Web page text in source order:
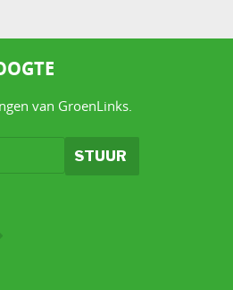
van GroenLinks.